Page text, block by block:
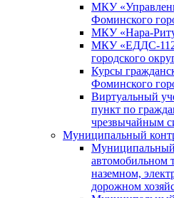
МКУ
Фоминского
МКУ «Нара-
МКУ «ЕДДС-112
городского
Курсы
Фоминского
Виртуальный
пункт по
чрезвычайным
Муниципальный
Муниципальный
автомобильном
наземном,
дорожном